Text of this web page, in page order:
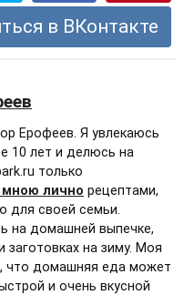
в ВКонтакте
Ерофеев. Я увлекаюсь
10 лет и делюсь на
только
лично рецептами,
для своей семьи.
на домашней выпечке,
на зиму. Моя
что домашняя еда может
и очень вкусной